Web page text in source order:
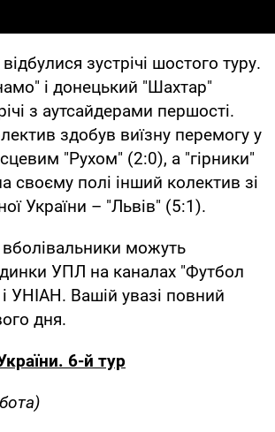
зустрічі шостого туру.
і донецький "Шахтар"
з аутсайдерами першості.
здобув виїзну перемогу у
"Рухом" (2:0), а "гірники"
своєму полі інший колектив зі
України – "Львів" (5:1).
можуть
УПЛ на каналах "Футбол
УНІАН. Вашій увазі повний
дня.
6-й тур